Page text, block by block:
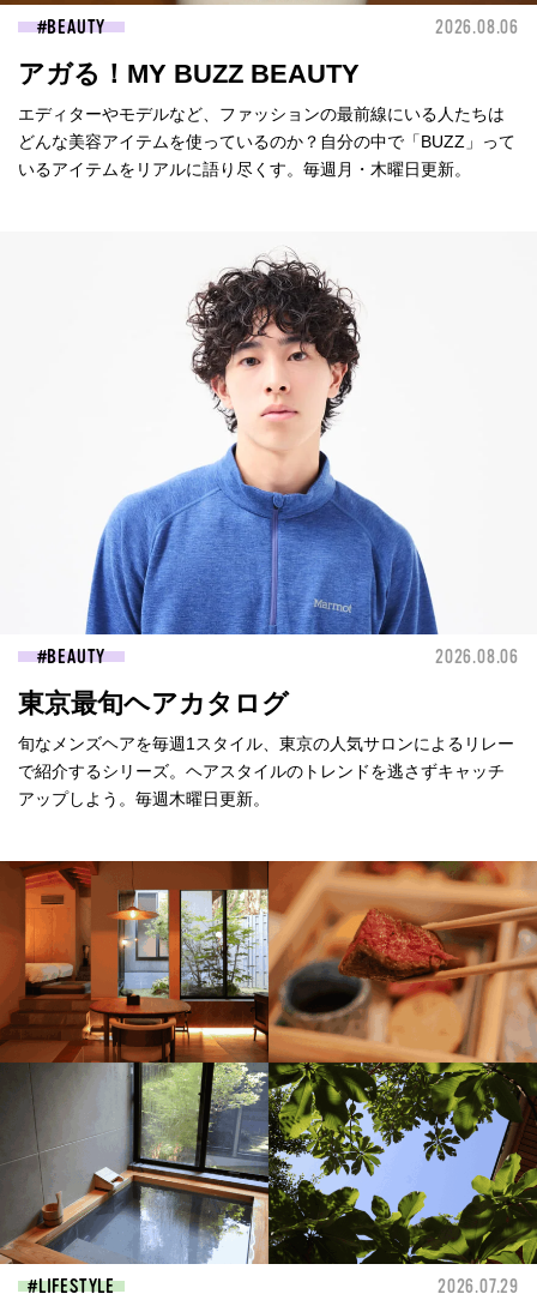
BEAUTY 2026.08.06
アガる！MY BUZZ BEAUTY
エディターやモデルなど、ファッションの最前線にいる人たちは
どんな美容アイテムを使っているのか？自分の中で「BUZZ」って
いるアイテムをリアルに語り尽くす。毎週月・木曜日更新。
BEAUTY 2026.08.06
東京最旬ヘアカタログ
旬なメンズヘアを毎週1スタイル、東京の人気サロンによるリレー
で紹介するシリーズ。ヘアスタイルのトレンドを逃さずキャッチ
アップしよう。毎週木曜日更新。
LIFESTYLE 2026.07.29